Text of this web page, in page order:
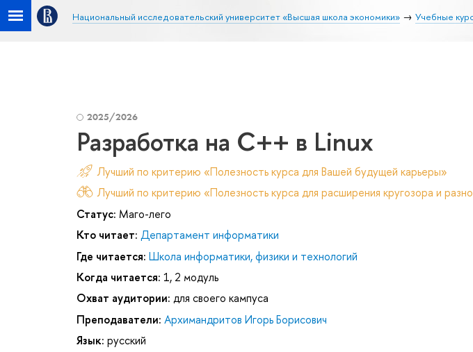
Национальный исследовательский университет «Высшая школа экономики» Учебные
2025/2026
Разработка на C++ в Linux
Лучший по критерию «Полезность курса для Вашей будущей карьеры»
Лучший по критерию «Полезность курса для расширения кругозора и
Статус: Маго-лего
Кто читает: Департамент информатики
Где читается: Школа информатики, физики и технологий
Когда читается: 1, 2 модуль
Охват аудитории: для своего кампуса
Преподаватели: Архимандритов Игорь Борисович
Язык: русский